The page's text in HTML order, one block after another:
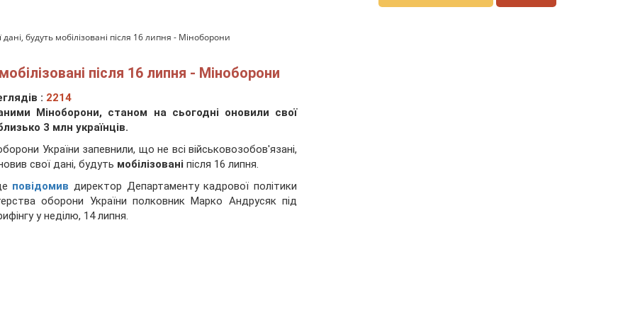
будуть мобілізовані після 16 липня - Міноборони
після 16 липня - Міноборони
: 2214
Міноборони, станом на сьогодні оновили свої
3 млн українців.
України запевнили, що не всі військовозобов'язані,
свої дані, будуть мобілізовані після 16 липня.
повідомив директор Департаменту кадрової політики
оборони України полковник Марко Андрусяк під
у неділю, 14 липня.